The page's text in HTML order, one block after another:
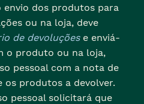
envio dos produtos para
ou na loja, deve
de devoluçõese enviá-
o produto ou na loja,
pessoal com a nota de
os produtos a devolver.
pessoal solicitará que